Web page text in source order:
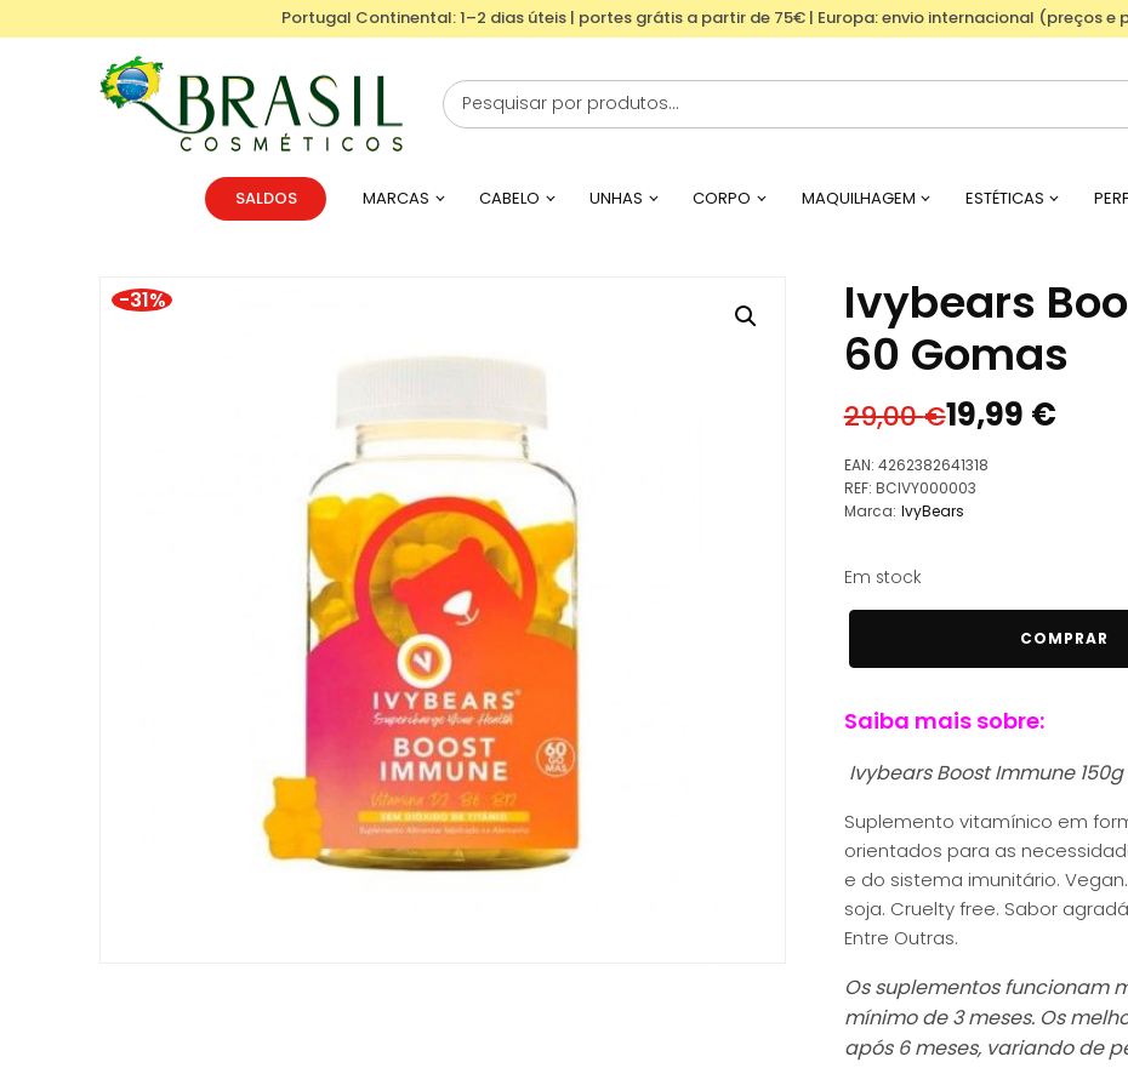
Portugal Continental: 1–2 dias úteis | portes grátis a partir de 75€ | Europa: envio internacional (preços e
SALDOS MARCAS CABELO UNHAS CORPO MAQUILHAGEM ESTÉTICAS
-31%
Ivybears
60 Gomas
29,00€
O
preço
original
era:
19,99 €
O
preço
atual
é:
EAN: 4262382641318
REF: BCIVY000003
Marca: IvyBears
Em stock
de
Boost
150g
Gomas
COMPRAR
Saiba mais sobre:
Ivybears Boost Immune
Suplemento vitamínico em
orientados para as
e do sistema imunitário.
soja. Cruelty free. Sabor
Entre Outras.
Os suplementos funcionam
mínimo de 3 meses. Os
após 6 meses, variando de